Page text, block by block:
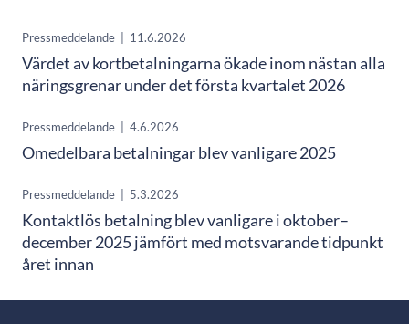
Pressmeddelande 11.6.2026
Värdet av kortbetalningarna ökade inom nästan alla
näringsgrenar under det första kvartalet 2026
Pressmeddelande 4.6.2026
Omedelbara betalningar blev vanligare 2025
Pressmeddelande 5.3.2026
Kontaktlös betalning blev vanligare i oktober–
december 2025 jämfört med motsvarande tidpunkt
året innan